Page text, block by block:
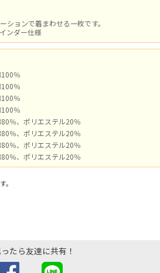
ションで着まわせる一枚です。
ンダー仕様
％
％
％
％
％、ポリエステル20％
％、ポリエステル20％
％、ポリエステル20％
％、ポリエステル20％
。
たら友達に共有！